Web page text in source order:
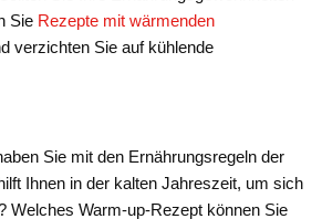
Sie Rezepte mit wärmenden
verzichten Sie auf kühlende
Sie mit den Ernährungsregeln der
Ihnen in der kalten Jahreszeit, um sich
Welches Warm-up-Rezept können Sie